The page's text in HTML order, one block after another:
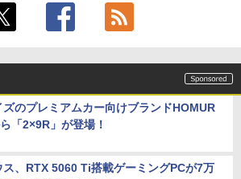
ズのプレミアムカー向けブランドHOMUR
「2×9R」が登場！
ス、RTX 5060 Ti搭載ゲーミングPCが7万